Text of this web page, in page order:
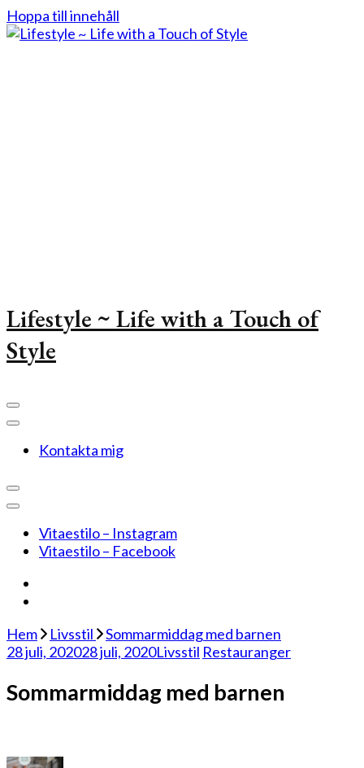
Hoppa till innehåll
Lifestyle ~ Life with a Touch of
Style
Kontakta mig
Vitaestilo – Instagram
Vitaestilo – Facebook
Hem Livsstil
Sommarmiddag med barnen
28 juli, 202028 juli, 2020Livsstil Restauranger
Sommarmiddag med barnen